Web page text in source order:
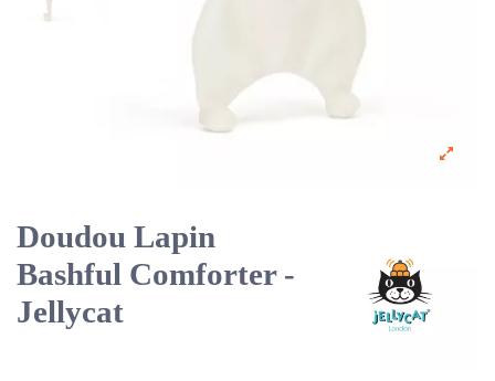
Doudou Lapin
Bashful Comforter -
Jellycat